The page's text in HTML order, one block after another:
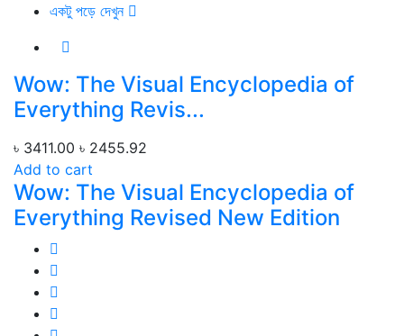
একটু পড়ে দেখুন
Wow: The Visual Encyclopedia of
Everything Revis...
৳ 3411.00 ৳ 2455.92
Add to cart
Wow: The Visual Encyclopedia of
Everything Revised New Edition